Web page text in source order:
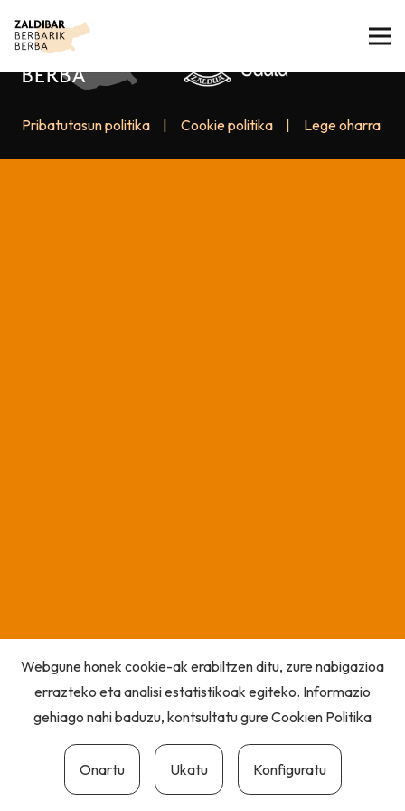
Pribatutasun politika Cookie politika Lege oharra
Webgune honek cookie-ak erabiltzen ditu, zure nabigazioa
errazteko eta analisi estatistikoak egiteko. Informazio
gehiago nahi baduzu, kontsultatu gureCookien Politika
Onartu Ukatu Konfiguratu